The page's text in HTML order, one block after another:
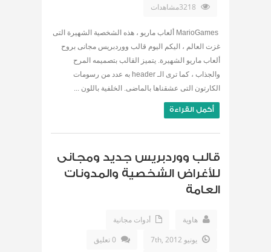
MarioGames ألعاب ماريو ، هذه الشخصية الشهيرة التى
غزت العالم ، اليكم اليوم قالب ووردبريس مجانى بروح
ألعاب ماريو الشهيرة. يتميز القالب بتصميمه المرح
والجذاب ، كما ترى الـ header به عدد من رسومات
الكارتون التى عشقناها بالماضى. الخلفية باللون ...
أكمل القراءة
قالب ووردبريس جديد ومجانى
للأغراض الشخصية والمدونات
العامة
هاوية
أدوات مجانية
يونيو 7th, 2012
0 تعليق